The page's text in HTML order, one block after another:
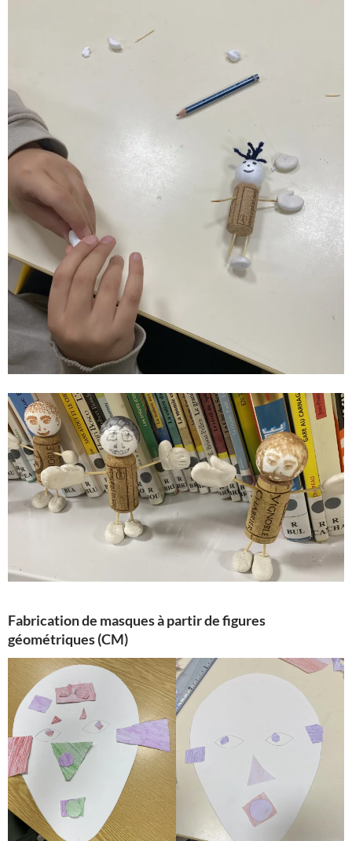
Fabrication de masques à partir de figures
géométriques (CM)